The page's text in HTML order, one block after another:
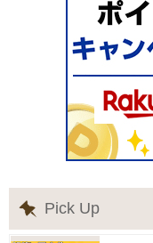
Pick Up